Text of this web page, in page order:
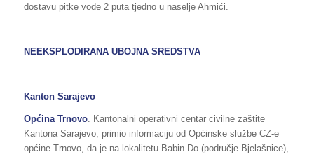
dostavu pitke vode 2 puta tjedno u naselje Ahmići.
NEEKSPLODIRANA UBOJNA SREDSTVA
Kanton Sarajevo
Općina Trnovo. Kantonalni operativni centar civilne zaštite
Kantona Sarajevo, primio informaciju od Općinske službe CZ-e
općine Trnovo, da je na lokalitetu Babin Do (područje Bjelašnice),